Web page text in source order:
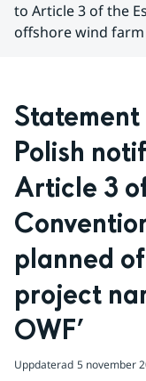
to Article 3 of the
offshore wind farm
Polish
Article 3
planned
project
OWF’
Uppdaterad 5 november